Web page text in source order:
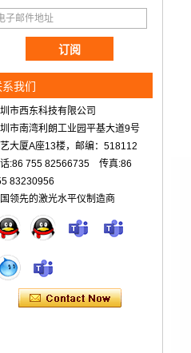
我们
市西东科技有限公司
市南湾利朗工业园平基大道9号
大厦A座13楼，邮编：518112
:86 755 82566735 传真:86
83230956
领先的激光水平仪制造商